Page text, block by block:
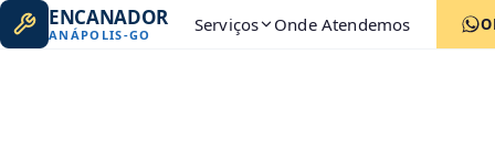
ENCANADOR
ANÁPOLIS-GO Serviços Onde Atendemos